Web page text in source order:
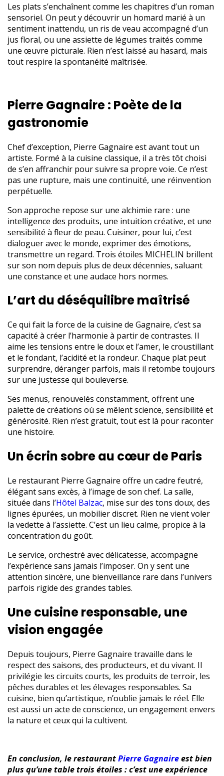
Les plats s’enchaînent comme les chapitres d’un roman
sensoriel. On peut y découvrir un homard marié à un
sentiment inattendu, un ris de veau accompagné d’un
jus floral, ou une assiette de légumes traités comme
une œuvre picturale. Rien n’est laissé au hasard, mais
tout respire la spontanéité maîtrisée.
Pierre Gagnaire : Poète de la
gastronomie
Chef d’exception, Pierre Gagnaire est avant tout un
artiste. Formé à la cuisine classique, il a très tôt choisi
de s’en affranchir pour suivre sa propre voie. Ce n’est
pas une rupture, mais une continuité, une réinvention
perpétuelle.
Son approche repose sur une alchimie rare : une
intelligence des produits, une intuition créative, et une
sensibilité à fleur de peau. Cuisiner, pour lui, c’est
dialoguer avec le monde, exprimer des émotions,
transmettre un regard. Trois étoiles MICHELIN brillent
sur son nom depuis plus de deux décennies, saluant
une constance et une audace hors normes.
L’art du déséquilibre maîtrisé
Ce qui fait la force de la cuisine de Gagnaire, c’est sa
capacité à créer l’harmonie à partir de contrastes. Il
aime les tensions entre le doux et l’amer, le croustillant
et le fondant, l’acidité et la rondeur. Chaque plat peut
surprendre, déranger parfois, mais il retombe toujours
sur une justesse qui bouleverse.
Ses menus, renouvelés constamment, offrent une
palette de créations où se mêlent science, sensibilité et
générosité. Rien n’est gratuit, tout est là pour raconter
une histoire.
Un écrin sobre au cœur de Paris
Le restaurant Pierre Gagnaire offre un cadre feutré,
élégant sans excès, à l’image de son chef. La salle,
située dans l’Hôtel Balzac, mise sur des tons doux, des
lignes épurées, un mobilier discret. Rien ne vient voler
la vedette à l’assiette. C’est un lieu calme, propice à la
concentration du goût.
Le service, orchestré avec délicatesse, accompagne
l’expérience sans jamais l’imposer. On y sent une
attention sincère, une bienveillance rare dans l’univers
parfois rigide des grandes tables.
Une cuisine responsable, une
vision engagée
Depuis toujours, Pierre Gagnaire travaille dans le
respect des saisons, des producteurs, et du vivant. Il
privilégie les circuits courts, les produits de terroir, les
pêches durables et les élevages responsables. Sa
cuisine, bien qu’artistique, n’oublie jamais le réel. Elle
est aussi un acte de conscience, un engagement envers
la nature et ceux qui la cultivent.
En conclusion, le restaurantPierre Gagnaireest bien
plus qu’une table trois étoiles : c’est une expérience